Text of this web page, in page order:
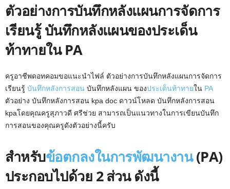
ตัวอย่างการบันทึกหลังแผนการจัดการ
เรียนรู้ บันทึกหลังแผนของประเด็น
ท้าทายใน PA
ครูอาชีพดอทคอมขอแนะนำไฟล์ ตัวอย่างการบันทึกหลังแผนการจัดการ
เรียนรู้ บันทึกหลังการสอน บันทึกหลังแผน ของประเด็นท้าทายใน PA
ตัวอย่าง บันทึกหลังการสอน kpa doc ดาวน์โหลด บันทึกหลังการสอน
kpaโดยคุณครูสุภาวดี ศรีช่วย สามารถเป็นแนวทางในการเขียนบันทึก
การสอนของคุณครูดังตัวอย่างนี้ครับ
สำหรับข้อตกลงในการพัฒนางาน(PA)
ประกอบไปด้วย 2 ส่วน ดังนี้